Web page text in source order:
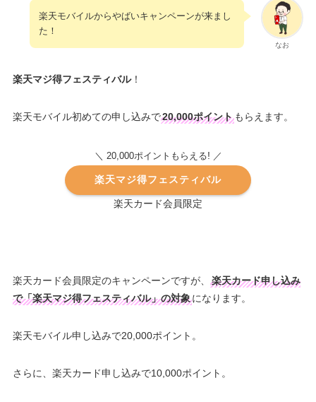
なお
楽天モバイルからやばいキャンペーンが来まし
た！
楽天マジ得フェスティバル！
楽天モバイル初めての申し込みで20,000ポイントもらえます。
＼ 20,000ポイントもらえる! ／
楽天マジ得フェスティバル
楽天カード会員限定
楽天カード会員限定のキャンペーンですが、
楽天カード申し込み
で「楽天マジ得フェスティバル」の対象になります。
楽天モバイル申し込みで20,000ポイント。
さらに、楽天カード申し込みで10,000ポイント。